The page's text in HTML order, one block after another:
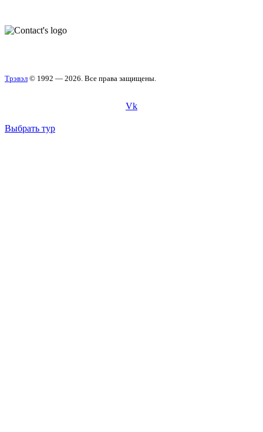
Трэвэл © 1992 — 2026. Все права защищены.
Vk
Выбрать тур